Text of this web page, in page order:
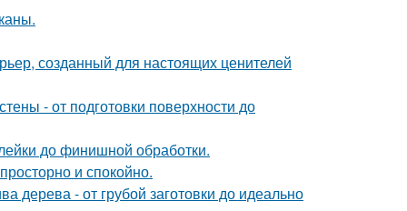
созданный для настоящих ценителей
- от подготовки поверхности до
до финишной обработки.
и спокойно.
дерева - от грубой заготовки до идеально